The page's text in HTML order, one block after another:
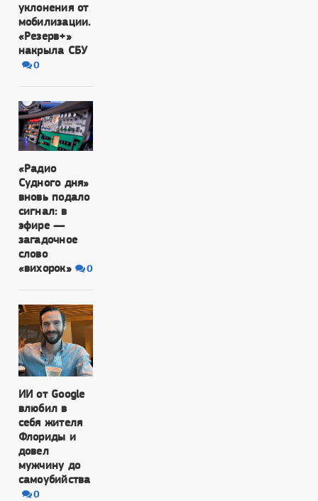
уклонения от
мобилизации.
«Резерв+»
накрыла СБУ
0
«Радио
Судного дня»
вновь подало
сигнал: в
эфире —
загадочное
слово
«вихорок»
0
ИИ от Google
влюбил в
себя жителя
Флориды и
довел
мужчину до
самоубийства
0